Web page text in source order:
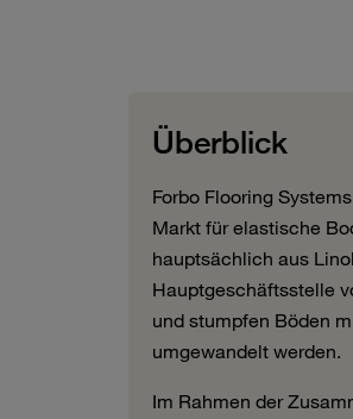
Überblick
Forbo Flooring
Markt für elastische
hauptsächlich aus
Hauptgeschäftsstelle
und stumpfen Böden
umgewandelt werden.
Im Rahmen der